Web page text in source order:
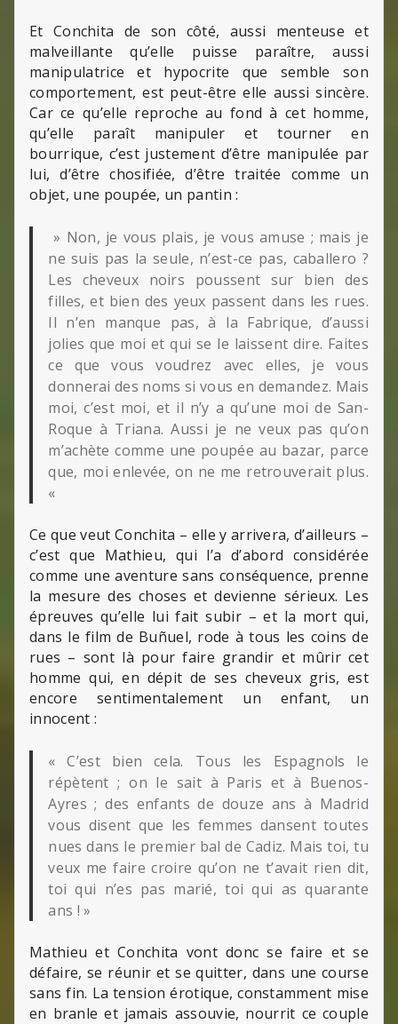
Et Conchita de son côté, aussi menteuse et
malveillante qu’elle puisse paraître, aussi
manipulatrice et hypocrite que semble son
comportement, est peut-être elle aussi sincère.
Car ce qu’elle reproche au fond à cet homme,
qu’elle paraît manipuler et tourner en
bourrique, c’est justement d’être manipulée par
lui, d’être chosifiée, d’être traitée comme un
objet, une poupée, un pantin :
» Non, je vous plais, je vous amuse ; mais je
ne suis pas la seule, n’est-ce pas, caballero ?
Les cheveux noirs poussent sur bien des
filles, et bien des yeux passent dans les rues.
Il n’en manque pas, à la Fabrique, d’aussi
jolies que moi et qui se le laissent dire. Faites
ce que vous voudrez avec elles, je vous
donnerai des noms si vous en demandez. Mais
moi, c’est moi, et il n’y a qu’une moi de San-
Roque à Triana. Aussi je ne veux pas qu’on
m’achète comme une poupée au bazar, parce
que, moi enlevée, on ne me retrouverait plus.
«
Ce que veut Conchita – elle y arrivera, d’ailleurs –
c’est que Mathieu, qui l’a d’abord considérée
comme une aventure sans conséquence, prenne
la mesure des choses et devienne sérieux. Les
épreuves qu’elle lui fait subir – et la mort qui,
dans le film de Buñuel, rode à tous les coins de
rues – sont là pour faire grandir et mûrir cet
homme qui, en dépit de ses cheveux gris, est
encore sentimentalement un enfant, un
innocent :
« C’est bien cela. Tous les Espagnols le
répètent ; on le sait à Paris et à Buenos-
Ayres ; des enfants de douze ans à Madrid
vous disent que les femmes dansent toutes
nues dans le premier bal de Cadiz. Mais toi, tu
veux me faire croire qu’on ne t’avait rien dit,
toi qui n’es pas marié, toi qui as quarante
ans ! »
Mathieu et Conchita vont donc se faire et se
défaire, se réunir et se quitter, dans une course
sans fin. La tension érotique, constamment mise
en branle et jamais assouvie, nourrit ce couple